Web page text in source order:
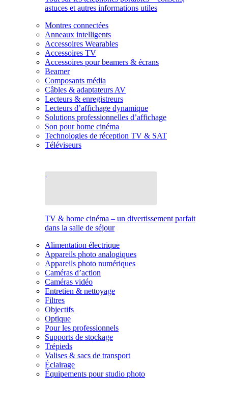
astuces et autres informations utiles
Montres connectées
Anneaux intelligents
Accessoires Wearables
Accessoires TV
Accessoires pour beamers & écrans
Beamer
Composants média
Câbles & adaptateurs AV
Lecteurs & enregistreurs
Lecteurs d’affichage dynamique
Solutions professionnelles d’affichage
Son pour home cinéma
Technologies de réception TV & SAT
Téléviseurs
TV & home cinéma – un divertissement parfait
dans la salle de séjour
Alimentation électrique
Appareils photo analogiques
Appareils photo numériques
Caméras d’action
Caméras vidéo
Entretien & nettoyage
Filtres
Objectifs
Optique
Pour les professionnels
Supports de stockage
Trépieds
Valises & sacs de transport
Éclairage
Équipements pour studio photo